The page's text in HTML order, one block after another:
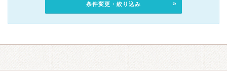
条件変更・絞り込み